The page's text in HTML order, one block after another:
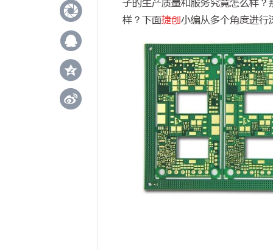
样？下面捷创小编从多个角度进行